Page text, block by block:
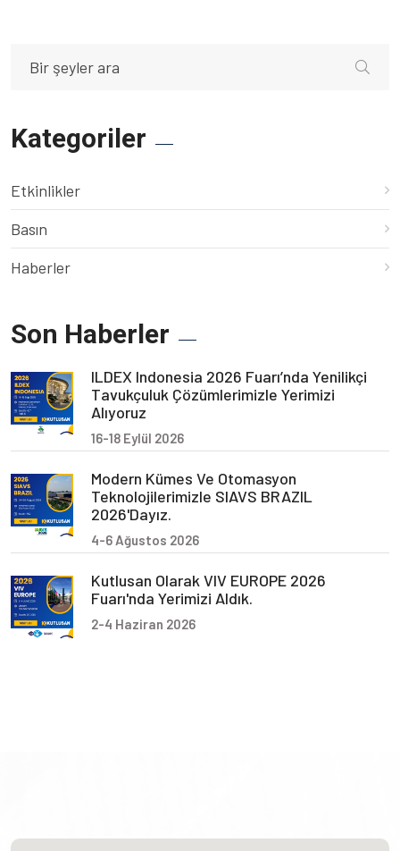
Kategoriler
Etkinlikler
Basın
Haberler
Son Haberler
ILDEX Indonesia 2026 Fuarı’nda Yenilikçi
Tavukçuluk Çözümlerimizle Yerimizi
Alıyoruz
16-18 Eylül 2026
Modern Kümes Ve Otomasyon
Teknolojilerimizle SIAVS BRAZIL
2026'dayız.
4-6 Ağustos 2026
Kutlusan Olarak VIV EUROPE 2026
Fuarı'nda Yerimizi Aldık.
2-4 Haziran 2026